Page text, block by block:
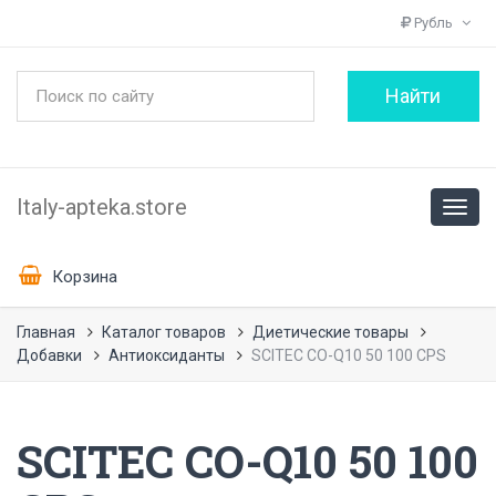
Рубль
Italy-apteka.store
Корзина
Главная Каталог товаров
Диетические товары
Добавки
Антиоксиданты SCITEC CO-Q10 50 100 CPS
SCITEC CO-Q10 50 100